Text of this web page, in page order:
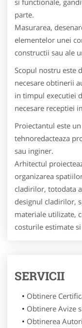
parte.
Masurarea,
elementelor unei
constructii sau ale
Scopul nostru este
necesare obtinerii
in timpul executiei
necesare receptiei
Proiectantul este
tehnoredacteaza
sau inginer.
Arhitectul
organizarea
cladirilor, totodata
designul cladirilor,
materiale utilizate,
costurile estimate
SERVICII
Obtinere
Obtinere Avize
Obtinerea